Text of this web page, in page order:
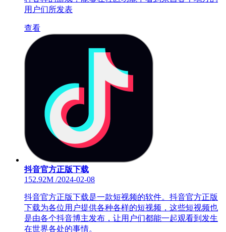
用户们所发表
查看
抖音官方正版下载
152.92M /2024-02-08
抖音官方正版下载是一款短视频的软件。抖音官方正版
下载为各位用户提供各种各样的短视频，这些短视频也
是由各个抖音博主发布，让用户们都能一起观看到发生
在世界各处的事情。